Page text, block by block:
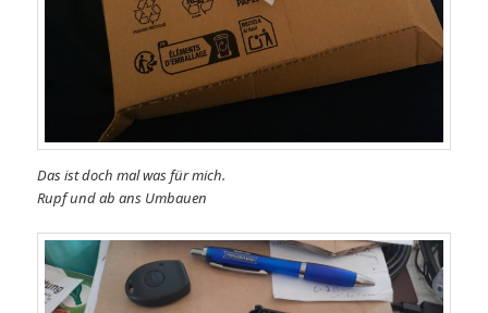
Das ist doch mal was für mich.
Rupf und ab ans Umbauen